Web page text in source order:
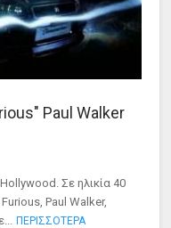
Paul Walker
Σε ηλικία 40
Paul Walker,
ΠΕΡΙΣΣΟΤΕΡΑ